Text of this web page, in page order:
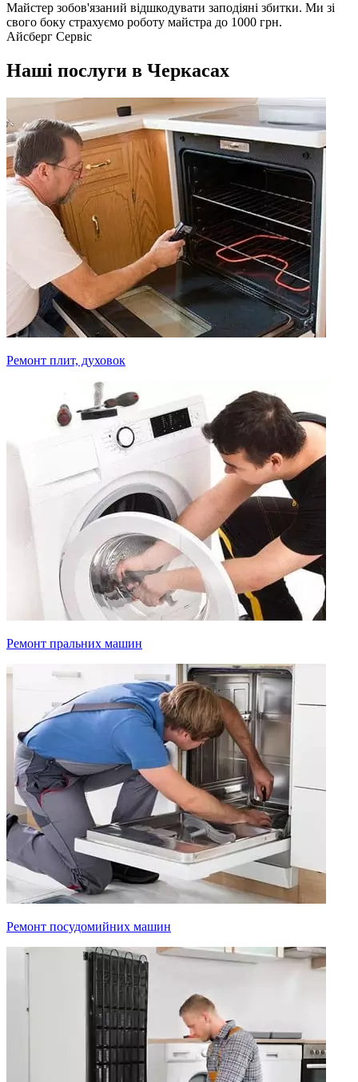
Майстер зобов'язаний відшкодувати заподіяні збитки. Ми зі
свого боку страхуємо роботу майстра до 1000 грн.
Айсберг Сервіс
Наші послуги в Черкасах
Ремонт плит, духовок
Ремонт пральних машин
Ремонт посудомийних машин